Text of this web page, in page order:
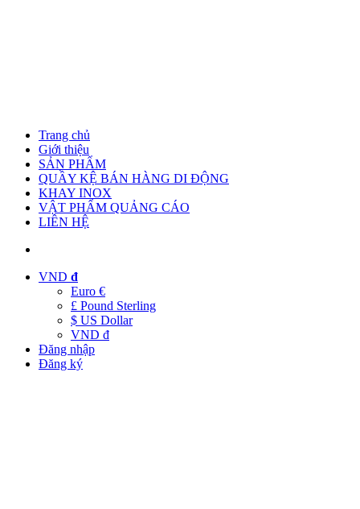
Trang chủ
Giới thiệu
SẢN PHẨM
QUẦY KỆ BÁN HÀNG DI ĐỘNG
KHAY INOX
VẬT PHẨM QUẢNG CÁO
LIÊN HỆ
VND đ
Euro €
£ Pound Sterling
$ US Dollar
VND đ
Đăng nhập
Đăng ký